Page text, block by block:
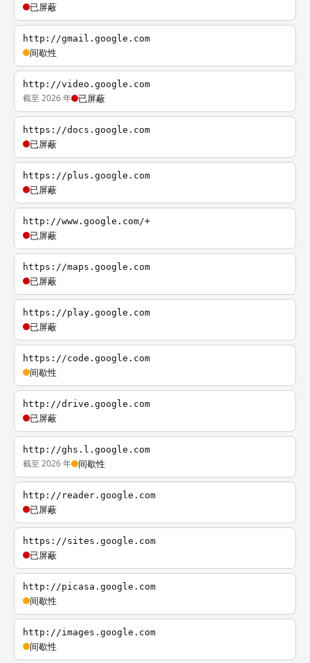
已屏蔽
http://gmail.google.com
间歇性
http://video.google.com
截至 2026 年 已屏蔽
https://docs.google.com
已屏蔽
https://plus.google.com
已屏蔽
http://www.google.com/+
已屏蔽
https://maps.google.com
已屏蔽
https://play.google.com
已屏蔽
https://code.google.com
间歇性
http://drive.google.com
已屏蔽
http://ghs.l.google.com
截至 2026 年 间歇性
http://reader.google.com
已屏蔽
https://sites.google.com
已屏蔽
http://picasa.google.com
间歇性
http://images.google.com
间歇性